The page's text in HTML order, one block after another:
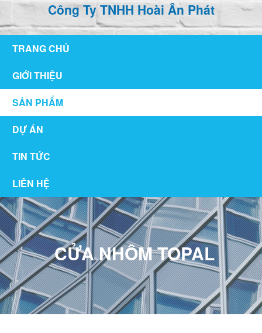
Công Ty TNHH Hoài Ân Phát
TRANG CHỦ
GIỚI THIỆU
SẢN PHẨM
DỰ ÁN
TIN TỨC
LIÊN HỆ
CỬA NHÔM TOPAL